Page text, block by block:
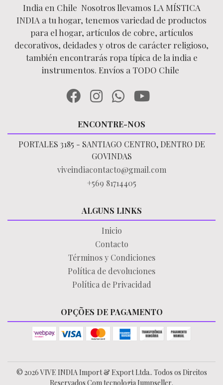
India en Chile Nosotros llevamos LA MÍSTICA
INDIA a tu hogar, tenemos variedad de productos
para el hogar, artículos de cobre, artículos
decorativos, deidades y otros de carácter religioso,
también encontrarás ropa típica de la india e
instrumentos. Envíos a TODO Chile
ENCONTRE-NOS
PORTALES 3185 - SANTIAGO CENTRO, DENTRO DE
GOVINDAS
viveindiacontacto@gmail.com
+569 81714405
ALGUNS LINKS
Inicio
Contacto
Términos y Condiciones
Política de devoluciones
Política de Privacidad
OPÇÕES DE PAGAMENTO
© 2026 VIVE INDIA Import & Export Ltda.. Todos os Direitos
Reservados Com tecnologia Jumpseller.